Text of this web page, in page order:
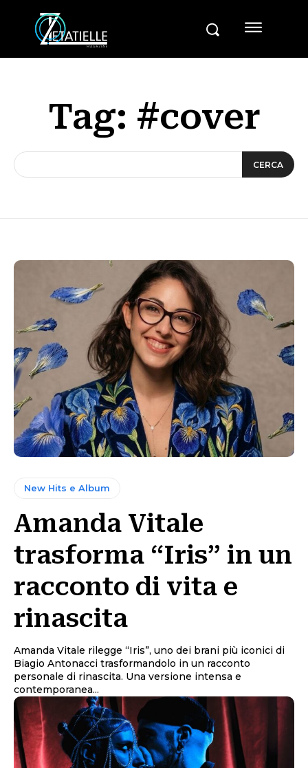
Tag: #cover
CERCA
New Hits e Album
Amanda Vitale
trasforma “Iris” in un
racconto di vita e
rinascita
Amanda Vitale rilegge “Iris”, uno dei brani più iconici di
Biagio Antonacci trasformandolo in un racconto
personale di rinascita. Una versione intensa e
contemporanea...